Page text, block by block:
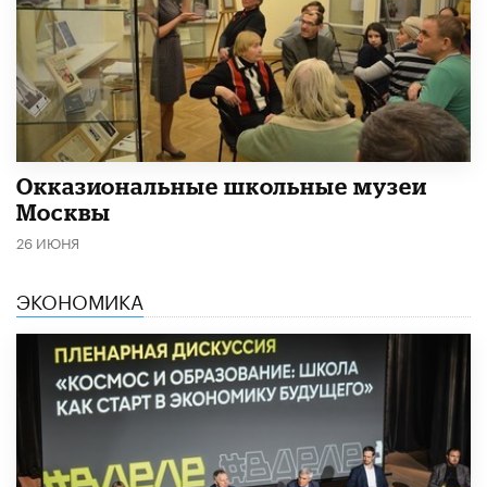
​Окказиональные школьные музеи
Москвы
26 ИЮНЯ
ЭКОНОМИКА